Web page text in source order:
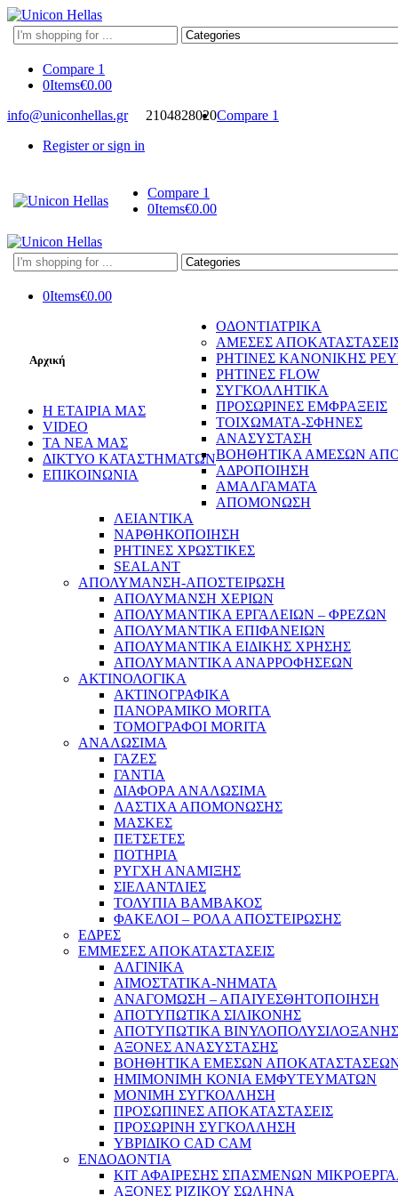
Search
here
Compare 1
0Items€0.00
info@uniconhellas.gr
2104828020Compare 1
Register or sign in
Compare 1
0Items€0.00
Search
here
0Items€0.00
Αρχική
Η ΕΤΑΙΡΙΑ ΜΑΣ
VIDEO
ΤΑ ΝΕΑ ΜΑΣ
ΔΙΚΤΥΟ ΚΑΤΑΣΤΗΜΑΤΩΝ
ΕΠΙΚΟΙΝΩΝΙΑ
ΟΔΟΝΤΙΑΤΡΙΚΑ
ΑΜΕΣΕΣ
ΡΗΤΙΝΕΣ ΚΑΝΟΝΙΚΗΣ
ΡΗΤΙΝΕΣ FLOW
ΣΥΓΚΟΛΛΗΤΙΚΑ
ΠΡΟΣΩΡΙΝΕΣ ΕΜΦΡΑΞΕΙΣ
ΤΟΙΧΩΜΑΤΑ-ΣΦΗΝΕΣ
ΑΝΑΣΥΣΤΑΣΗ
ΒΟΗΘΗΤΙΚΑ ΑΜΕΣΩΝ
ΑΔΡΟΠΟΙΗΣΗ
ΑΜΑΛΓΑΜΑΤΑ
ΑΠΟΜΟΝΩΣΗ
ΛΕΙΑΝΤΙΚΑ
ΝΑΡΘΗΚΟΠΟΙΗΣΗ
ΡΗΤΙΝΕΣ ΧΡΩΣΤΙΚΕΣ
SEALANT
ΑΠΟΛΥΜΑΝΣΗ-ΑΠΟΣΤΕΙΡΩΣΗ
ΑΠΟΛΥΜΑΝΣΗ ΧΕΡΙΩΝ
ΑΠΟΛΥΜΑΝΤΙΚΑ ΕΡΓΑΛΕΙΩΝ – ΦΡΕΖΩΝ
ΑΠΟΛΥΜΑΝΤΙΚΑ ΕΠΙΦΑΝΕΙΩΝ
ΑΠΟΛΥΜΑΝΤΙΚΑ ΕΙΔΙΚΗΣ ΧΡΗΣΗΣ
ΑΠΟΛΥΜΑΝΤΙΚΑ ΑΝΑΡΡΟΦΗΣΕΩΝ
ΑΚΤΙΝΟΛΟΓΙΚΑ
ΑΚΤΙΝΟΓΡΑΦΙΚΑ
ΠΑΝΟΡΑΜΙΚΟ MORITA
ΤΟΜΟΓΡΑΦΟΙ MORITA
ΑΝΑΛΩΣΙΜΑ
ΓΑΖΕΣ
ΓΑΝΤΙΑ
ΔΙΑΦΟΡΑ ΑΝΑΛΩΣΙΜΑ
ΛΑΣΤΙΧΑ ΑΠΟΜΟΝΩΣΗΣ
ΜΑΣΚΕΣ
ΠΕΤΣΕΤΕΣ
ΠΟΤΗΡΙΑ
ΡΥΓΧΗ ΑΝΑΜΙΞΗΣ
ΣΙΕΛΑΝΤΛΙΕΣ
ΤΟΛΥΠΙΑ ΒΑΜΒΑΚΟΣ
ΦΑΚΕΛΟΙ – ΡΟΛΑ ΑΠΟΣΤΕΙΡΩΣΗΣ
ΕΔΡΕΣ
ΕΜΜΕΣΕΣ ΑΠΟΚΑΤΑΣΤΑΣΕΙΣ
ΑΛΓΙΝΙΚΑ
ΑΙΜΟΣΤΑΤΙΚΑ-ΝΗΜΑΤΑ
ΑΝΑΓΟΜΩΣΗ – ΑΠΑΙΥΕΣΘΗΤΟΠΟΙΗΣΗ
ΑΠΟΤΥΠΩΤΙΚΑ ΣΙΛΙΚΟΝΗΣ
ΑΠΟΤΥΠΩΤΙΚΑ ΒΙΝΥΛΟΠΟΛΥΣΙΛΟΞΑΝΗΣ
ΑΞΟΝΕΣ ΑΝΑΣΥΣΤΑΣΗΣ
ΒΟΗΘΗΤΙΚΑ ΕΜΕΣΩΝ
ΗΜΙΜΟΝΙΜΗ ΚΟΝΙΑ ΕΜΦΥΤΕΥΜΑΤΩΝ
ΜΟΝΙΜΗ ΣΥΓΚΟΛΛΗΣΗ
ΠΡΟΣΩΠΙΝΕΣ ΑΠΟΚΑΤΑΣΤΑΣΕΙΣ
ΠΡΟΣΩΡΙΝΗ ΣΥΓΚΟΛΛΗΣΗ
ΥΒΡΙΔΙΚΟ CAD CAM
ΕΝΔΟΔΟΝΤΙΑ
ΚΙΤ ΑΦΑΙΡΕΣΗΣ ΣΠΑΣΜΕΝΩΝ
ΑΞΟΝΕΣ ΡΙΖΙΚΟΥ ΣΩΛΗΝΑ